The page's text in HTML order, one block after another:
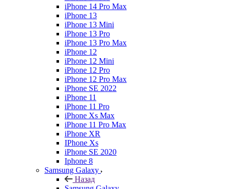
iPhone 14 Pro Max
iPhone 13
iPhone 13 Mini
iPhone 13 Pro
iPhone 13 Pro Max
iPhone 12
iPhone 12 Mini
iPhone 12 Pro
iPhone 12 Pro Max
iPhone SE 2022
iPhone 11
iPhone 11 Pro
iPhone Xs Max
iPhone 11 Pro Max
iPhone XR
IPhone Xs
iPhone SE 2020
Iphone 8
Samsung Galaxy
Назад